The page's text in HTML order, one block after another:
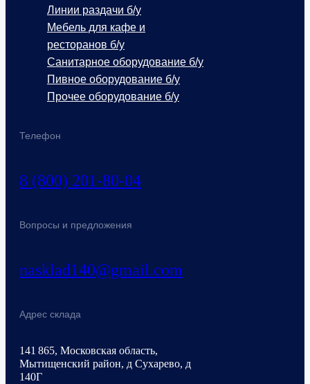
Телефон
8 (800) 201-80-04
Вопросы и предложения
nasklad140@gmail.com
Адрес склада
141 865, Московская область,
Мытищенский район, д Сухарево, д
140Г
Линии раздачи б/у
Мебель для кафе и
ресторанов б/у
Санитарное оборудование б/у
Пивное оборудование б/у
Прочее оборудование б/у